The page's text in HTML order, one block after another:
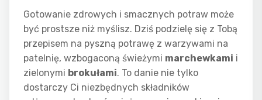
Gotowanie zdrowych i smacznych potraw może
być prostsze niż myślisz. Dziś podzielę się z Tobą
przepisem na pyszną potrawę z warzywami na
patelnię, wzbogaconą świeżymi marchewkami i
zielonymi brokułami. To danie nie tylko
dostarczy Ci niezbędnych składników